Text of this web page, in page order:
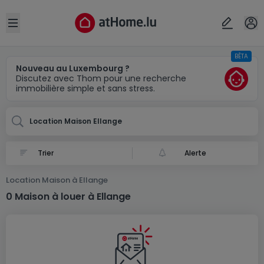
Open sidebar
Nouveau au Luxembourg ?
Discutez avec Thom pour une recherche
immobilière simple et sans stress.
BÊTA
Location Maison Ellange
Alerte
Location Maison à Ellange
0 Maison à louer à Ellange
Localité(s)
Annuler OK